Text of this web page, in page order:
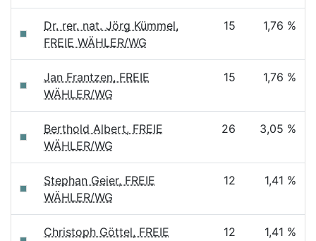
Dr. rer. nat. Jörg Kümmel,
FREIE WÄHLER/WG
15 1,76 %
Jan Frantzen, FREIE
WÄHLER/WG
15 1,76 %
Berthold Albert, FREIE
WÄHLER/WG
26 3,05 %
Stephan Geier, FREIE
WÄHLER/WG
12 1,41 %
Christoph Göttel, FREIE
12 1,41 %